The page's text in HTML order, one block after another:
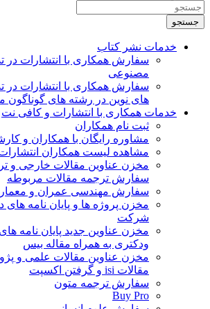
جستجو
خدمات نشر کتاب
سفارش همکاری با انتشارات در
مصنوعی
سفارش همکاری با انتشارات در
های نوین در رشته های گوناگون
خدمات همکاری با انتشارات و کافی نت
ثبت نام همکاران
مشاوره رایگان با همکاران و
مشاهده لیست همکاران
مخزن عناوین مقالات خارجی و
سفارش ترجمه مقالات مربوطه
سفارش مهندسی عمران و
مخزن پروژه ها و پایان نامه های
شرکت
مخزن عناوین جدید پایان نامه
ودکتری به همراه مقاله بیس
مخزن عناوین مقالات علمی و
مقالات isi و گرفتن اکسپت
سفارش ترجمه متون
Buy Pro